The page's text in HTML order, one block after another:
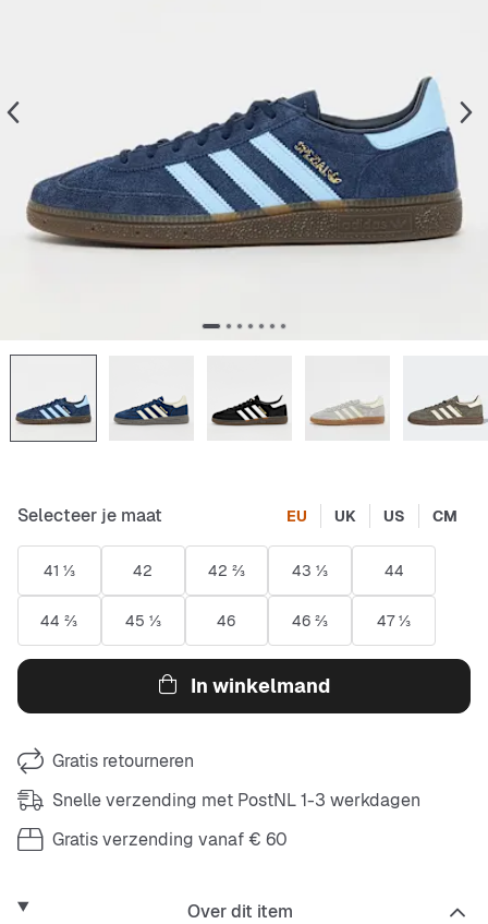
Selecteer je maat EU UK US CM
41 ⅓ 42 42 ⅔ 43 ⅓ 44
44 ⅔ 45 ⅓ 46 46 ⅔ 47 ⅓
In winkelmand
Gratis retourneren
Snelle verzending met PostNL 1-3 werkdagen
Gratis verzending vanaf € 60
Over dit item